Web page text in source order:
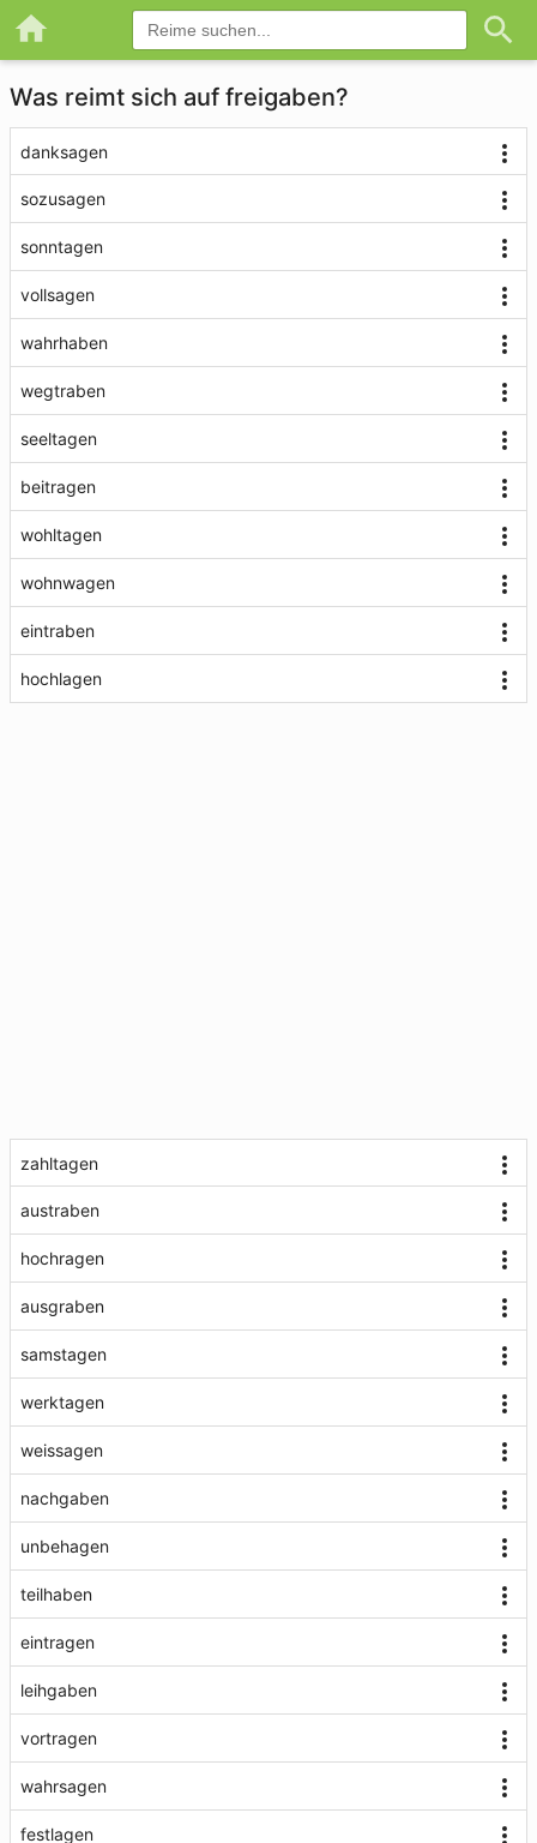
Was reimt sich auf freigaben?
danksagen
sozusagen
sonntagen
vollsagen
wahrhaben
wegtraben
seeltagen
beitragen
wohltagen
wohnwagen
eintraben
hochlagen
zahltagen
austraben
hochragen
ausgraben
samstagen
werktagen
weissagen
nachgaben
unbehagen
teilhaben
eintragen
leihgaben
vortragen
wahrsagen
festlagen